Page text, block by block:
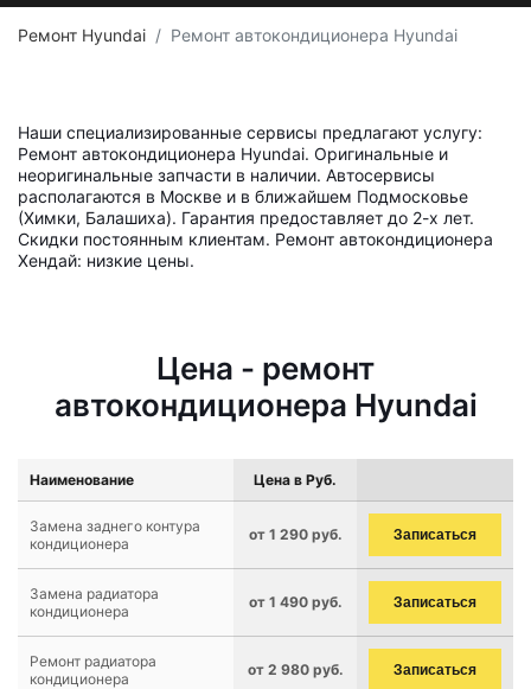
Ремонт Hyundai Ремонт автокондиционера Hyundai
Наши специализированные сервисы предлагают услугу:
Ремонт автокондиционера Hyundai. Оригинальные и
неоригинальные запчасти в наличии. Автосервисы
располагаются в Москве и в ближайшем Подмосковье
(Химки, Балашиха). Гарантия предоставляет до 2-х лет.
Скидки постоянным клиентам. Ремонт автокондиционера
Хендай: низкие цены.
Цена - ремонт
автокондиционера Hyundai
Наименование Цена в Руб.
Замена заднего контура
кондиционера
от 1 290 руб. Записаться
Замена радиатора
кондиционера
от 1 490 руб. Записаться
Ремонт радиатора
кондиционера
от 2 980 руб. Записаться